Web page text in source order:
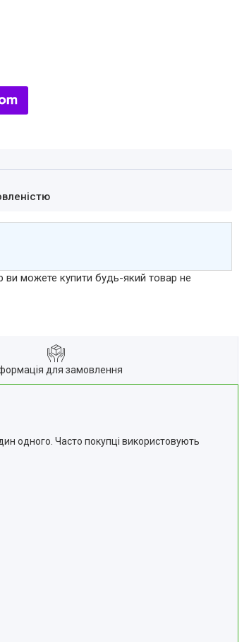
ви можете купити будь-який товар не
для замовлення
одного. Часто покупці використовують